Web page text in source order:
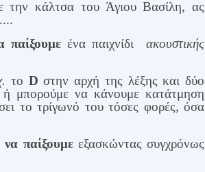
κάλτσα του Άγιου Βασίλη, ας
παίξουμε ένα παιχνίδι
ακουστικής
το D στην αρχή της λέξης και δύο
μπορούμε να κάνουμε κατάτμηση
το τρίγωνό του τόσες φορές, όσα
να παίξουμε εξασκώντας συγχρόνως